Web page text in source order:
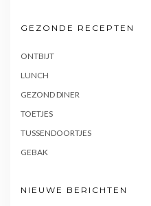
GEZONDE RECEPTEN
ONTBIJT
LUNCH
GEZOND DINER
TOETJES
TUSSENDOORTJES
GEBAK
NIEUWE BERICHTEN